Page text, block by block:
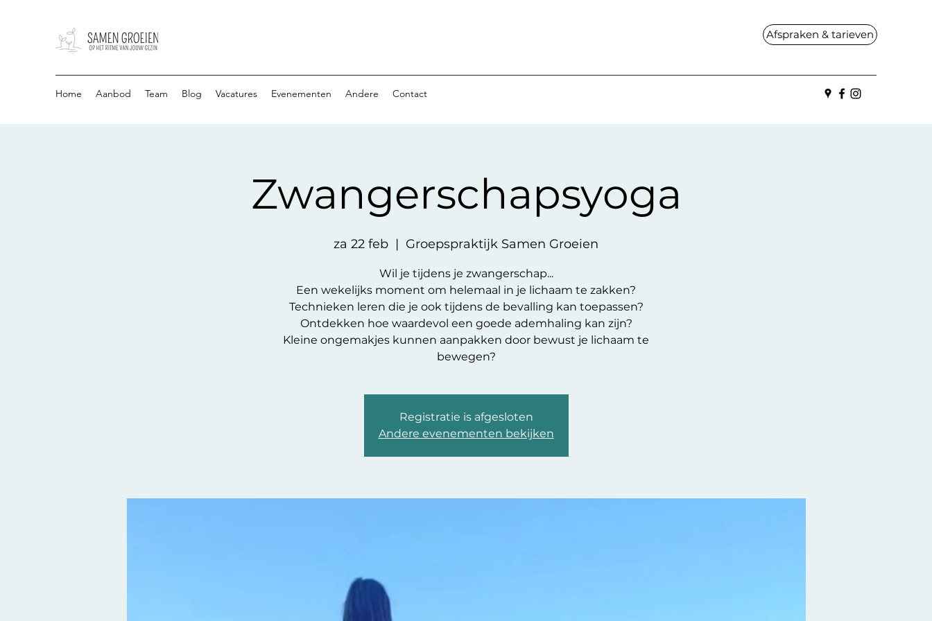
Afspraken & tarieven
Home Aanbod Team Blog Vacatures Evenementen Andere Contact
Zwangerschapsyoga
za 22 feb
  |
Groepspraktijk Samen Groeien
Wil je tijdens je zwangerschap...
Een wekelijks moment om helemaal in je lichaam te zakken?
Technieken leren die je ook tijdens de bevalling kan toepassen?
Ontdekken hoe waardevol een goede ademhaling kan zijn?
Kleine ongemakjes kunnen aanpakken door bewust je lichaam te
bewegen?
Registratie is afgesloten
Andere evenementen bekijken